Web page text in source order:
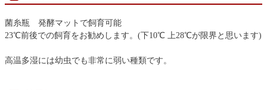
菌糸瓶 発酵マットで飼育可能
23℃前後での飼育をお勧めします。(下10℃ 上28℃が限界と思います)
高温多湿には幼虫でも非常に弱い種類です。